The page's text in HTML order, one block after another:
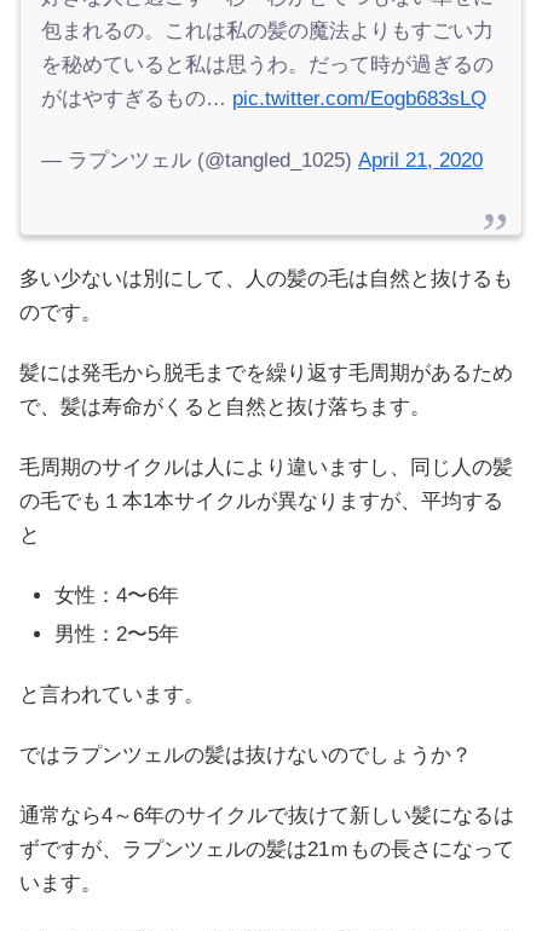
包まれるの。これは私の髪の魔法よりもすごい力
を秘めていると私は思うわ。だって時が過ぎるの
がはやすぎるもの… pic.twitter.com/Eogb683sLQ
— ラプンツェル (@tangled_1025) April 21, 2020
多い少ないは別にして、人の髪の毛は自然と抜けるも
のです。
髪には発毛から脱毛までを繰り返す毛周期があるため
で、髪は寿命がくると自然と抜け落ちます。
毛周期のサイクルは人により違いますし、同じ人の髪
の毛でも１本1本サイクルが異なりますが、平均する
と
女性：4〜6年
男性：2〜5年
と言われています。
ではラプンツェルの髪は抜けないのでしょうか？
通常なら4～6年のサイクルで抜けて新しい髪になるは
ずですが、ラプンツェルの髪は21ｍもの長さになって
います。